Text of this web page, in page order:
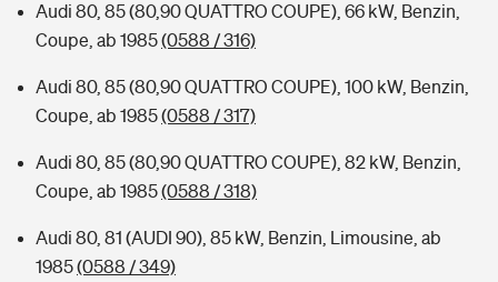
Audi 80, 85 (80,90 QUATTRO COUPE), 66 kW, Benzin,
Coupe, ab 1985(0588 / 316)
Audi 80, 85 (80,90 QUATTRO COUPE), 100 kW, Benzin,
Coupe, ab 1985(0588 / 317)
Audi 80, 85 (80,90 QUATTRO COUPE), 82 kW, Benzin,
Coupe, ab 1985(0588 / 318)
Audi 80, 81 (AUDI 90), 85 kW, Benzin, Limousine, ab
1985(0588 / 349)